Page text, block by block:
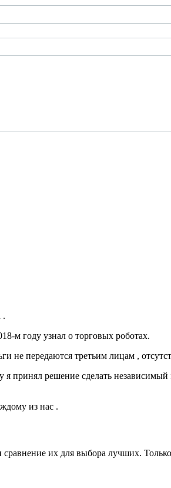
.
м году узнал о торговых роботах.
не передаются третьим лицам ,
принял решение сделать
из нас .
их для выбора лучших.